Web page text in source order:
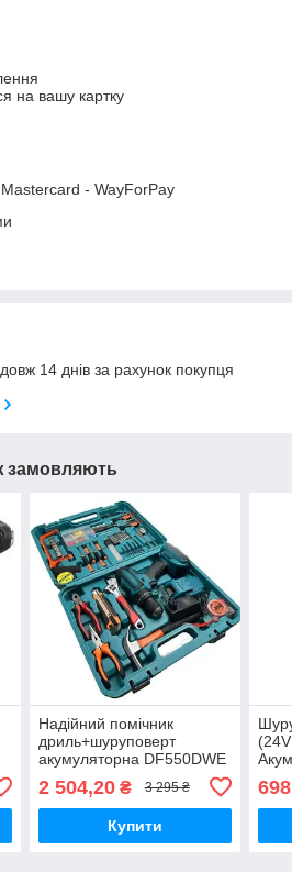
на вашу картку
- WayForPay
14 днів за рахунок покупця
замовляють
Надійний помічник
дриль+шуруповерт
акумуляторна DF550DWE
24V 5A/h Li-Ion + великий
набір інструментів 40шт
2 504,20₴ 3 295 ₴
Купити